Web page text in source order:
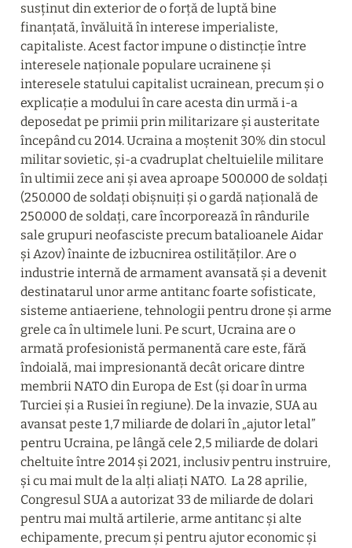
susținut din exterior de o forță de luptă bine
finanțată, învăluită în interese imperialiste,
capitaliste. Acest factor impune o distincție între
interesele naționale populare ucrainene și
interesele statului capitalist ucrainean, precum și o
explicație a modului în care acesta din urmă i-a
deposedat pe primii prin militarizare și austeritate
începând cu 2014. Ucraina a moștenit 30% din stocul
militar sovietic, și-a cvadruplat cheltuielile militare
în ultimii zece ani și avea aproape 500.000 de soldați
(250.000 de soldați obișnuiți și o gardă națională de
250.000 de soldați, care încorporează în rândurile
sale grupuri neofasciste precum batalioanele Aidar
și Azov) înainte de izbucnirea ostilităților. Are o
industrie internă de armament avansată și a devenit
destinatarul unor arme antitanc foarte sofisticate,
sisteme antiaeriene, tehnologii pentru drone și arme
grele ca în ultimele luni. Pe scurt, Ucraina are o
armată profesionistă permanentă care este, fără
îndoială, mai impresionantă decât oricare dintre
membrii NATO din Europa de Est (și doar în urma
Turciei și a Rusiei în regiune). De la invazie, SUA au
avansat peste 1,7 miliarde de dolari în „ajutor letal”
pentru Ucraina, pe lângă cele 2,5 miliarde de dolari
cheltuite între 2014 și 2021, inclusiv pentru instruire,
și cu mai mult de la alți aliați NATO.  La 28 aprilie,
Congresul SUA a autorizat 33 de miliarde de dolari
pentru mai multă artilerie, arme antitanc și alte
echipamente, precum și pentru ajutor economic și